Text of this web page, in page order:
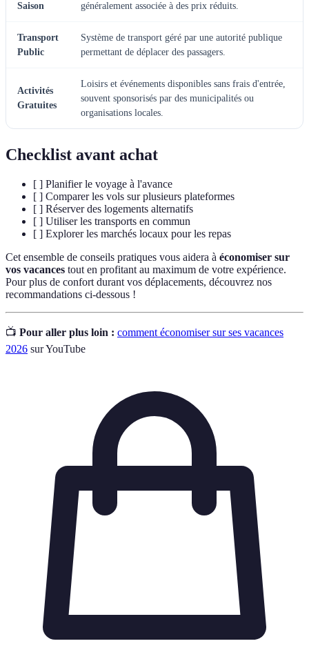
Saison
généralement associée à des prix réduits.
Transport
Public
Système de transport géré par une autorité publique
permettant de déplacer des passagers.
Activités
Gratuites
Loisirs et événements disponibles sans frais d'entrée,
souvent sponsorisés par des municipalités ou
organisations locales.
Checklist avant achat
[ ] Planifier le voyage à l'avance
[ ] Comparer les vols sur plusieurs plateformes
[ ] Réserver des logements alternatifs
[ ] Utiliser les transports en commun
[ ] Explorer les marchés locaux pour les repas
Cet ensemble de conseils pratiques vous aidera à économiser sur
vos vacances tout en profitant au maximum de votre expérience.
Pour plus de confort durant vos déplacements, découvrez nos
recommandations ci-dessous !
📺 Pour aller plus loin : comment économiser sur ses vacances
2026 sur YouTube